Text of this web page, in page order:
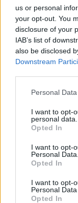
us or personal
your opt-out. You
disclosure of your
IAB’s list of
also be disclosed
Downstream
Personal
I want to opt-
personal data.
Opted In
I want to opt-
Personal Data.
Opted In
I want to opt-
Personal
Opted In
Tälle sivulle on
vinkit. Vinkit ovat
Lisää vinkkejä
Aspö
Utö